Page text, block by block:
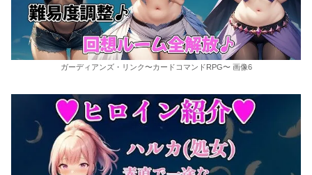
ガーディアンズ・リンク〜カードコマンドRPG〜 画像6